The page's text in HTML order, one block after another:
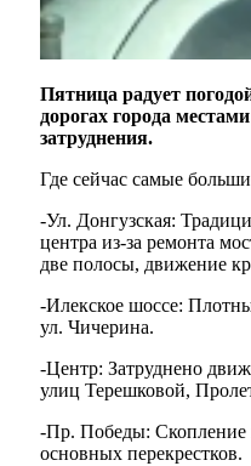
Пятница радует
дорогах города
затруднения.
Где сейчас самые
-Ул. Донгузская:
центра из-за ремонта
две полосы, движение
-Илекское шоссе:
ул. Чичерина.
-Центр: Затруднено
улиц Терешковой,
-Пр. Победы: Скопление
основных перекрестков.